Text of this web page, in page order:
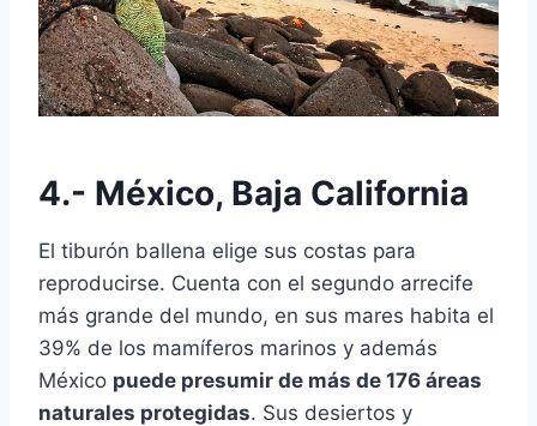
4.- México, Baja California
El tiburón ballena elige sus costas para
reproducirse. Cuenta con el segundo arrecife
más grande del mundo, en sus mares habita el
39% de los mamíferos marinos y además
México puede presumir de más de 176 áreas
naturales protegidas. Sus desiertos y